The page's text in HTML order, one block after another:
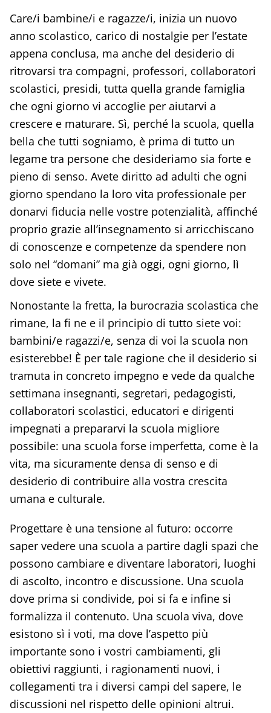
Care/i bambine/i e ragazze/i, inizia un nuovo
anno scolastico, carico di nostalgie per l’estate
appena conclusa, ma anche del desiderio di
ritrovarsi tra compagni, professori, collaboratori
scolastici, presidi, tutta quella grande famiglia
che ogni giorno vi accoglie per aiutarvi a
crescere e maturare. Sì, perché la scuola, quella
bella che tutti sogniamo, è prima di tutto un
legame tra persone che desideriamo sia forte e
pieno di senso. Avete diritto ad adulti che ogni
giorno spendano la loro vita professionale per
donarvi fiducia nelle vostre potenzialità, affinché
proprio grazie all’insegnamento si arricchiscano
di conoscenze e competenze da spendere non
solo nel “domani” ma già oggi, ogni giorno, lì
dove siete e vivete.
Nonostante la fretta, la burocrazia scolastica che
rimane, la fi ne e il principio di tutto siete voi:
bambini/e ragazzi/e, senza di voi la scuola non
esisterebbe! È per tale ragione che il desiderio si
tramuta in concreto impegno e vede da qualche
settimana insegnanti, segretari, pedagogisti,
collaboratori scolastici, educatori e dirigenti
impegnati a prepararvi la scuola migliore
possibile: una scuola forse imperfetta, come è la
vita, ma sicuramente densa di senso e di
desiderio di contribuire alla vostra crescita
umana e culturale.
Progettare è una tensione al futuro: occorre
saper vedere una scuola a partire dagli spazi che
possono cambiare e diventare laboratori, luoghi
di ascolto, incontro e discussione. Una scuola
dove prima si condivide, poi si fa e infine si
formalizza il contenuto. Una scuola viva, dove
esistono sì i voti, ma dove l’aspetto più
importante sono i vostri cambiamenti, gli
obiettivi raggiunti, i ragionamenti nuovi, i
collegamenti tra i diversi campi del sapere, le
discussioni nel rispetto delle opinioni altrui.